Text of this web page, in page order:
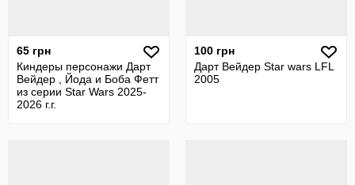
65 грн
Киндеры персонажи Дарт
Вейдер , Йода и Боба Фетт
из серии Star Wars 2025-
2026 г.г.
100 грн
Дарт Вейдер Star wars LFL
2005